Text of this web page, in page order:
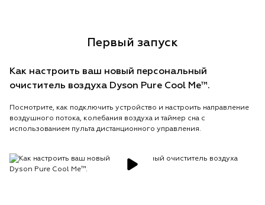
Первый запуск
Как настроить ваш новый персональный
очиститель воздуха Dyson Pure Cool Me™.
Посмотрите, как подключить устройство и настроить направление
воздушного потока, колебания воздуха и таймер сна с
использованием пульта дистанционного управления.